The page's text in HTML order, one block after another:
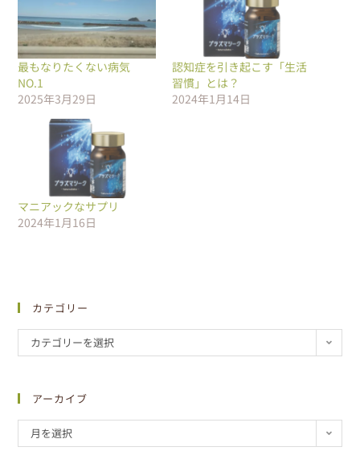
最もなりたくない病気
NO.1
2025年3月29日
認知症を引き起こす「生活
習慣」とは？
2024年1月14日
マニアックなサプリ
2024年1月16日
カテゴリー
カテゴリーを選択
アーカイブ
月を選択